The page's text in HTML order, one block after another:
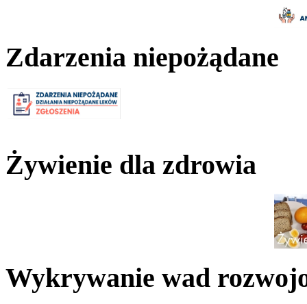
Zdarzenia niepożądane
Żywienie dla zdrowia
Wykrywanie wad